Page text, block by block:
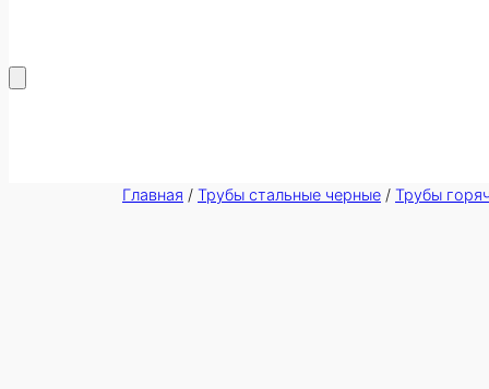
Главная / Трубы стальные черные / Трубы